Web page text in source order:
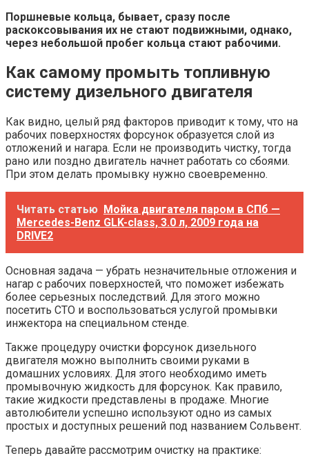
Поршневые кольца, бывает, сразу после
раскоксовывания их не стают подвижными, однако,
через небольшой пробег кольца стают рабочими.
Как самому промыть топливную
систему дизельного двигателя
Как видно, целый ряд факторов приводит к тому, что на
рабочих поверхностях форсунок образуется слой из
отложений и нагара. Если не производить чистку, тогда
рано или поздно двигатель начнет работать со сбоями.
При этом делать промывку нужно своевременно.
Читать статью Мойка двигателя паром в СПб —
Mercedes-Benz GLK-class, 3.0 л, 2009 года на
DRIVE2
Основная задача — убрать незначительные отложения и
нагар с рабочих поверхностей, что поможет избежать
более серьезных последствий. Для этого можно
посетить СТО и воспользоваться услугой промывки
инжектора на специальном стенде.
Также процедуру очистки форсунок дизельного
двигателя можно выполнить своими руками в
домашних условиях. Для этого необходимо иметь
промывочную жидкость для форсунок. Как правило,
такие жидкости представлены в продаже. Многие
автолюбители успешно используют одно из самых
простых и доступных решений под названием Сольвент.
Теперь давайте рассмотрим очистку на практике: